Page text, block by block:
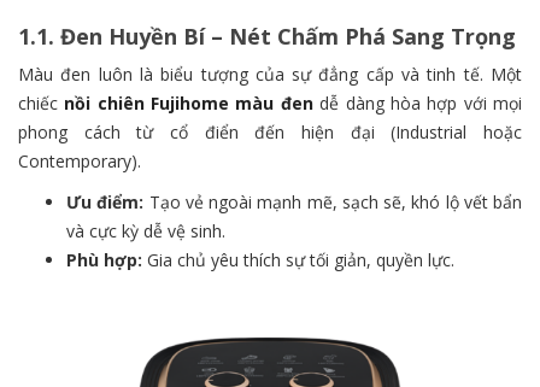
1.1. Đen Huyền Bí – Nét Chấm Phá Sang Trọng
Màu đen luôn là biểu tượng của sự đẳng cấp và tinh tế. Một
chiếc nồi chiên Fujihome màu đendễ dàng hòa hợp với mọi
phong cách từ cổ điển đến hiện đại (Industrial hoặc
Contemporary).
Ưu điểm: Tạo vẻ ngoài mạnh mẽ, sạch sẽ, khó lộ vết bẩn
và cực kỳ dễ vệ sinh.
Phù hợp: Gia chủ yêu thích sự tối giản, quyền lực.